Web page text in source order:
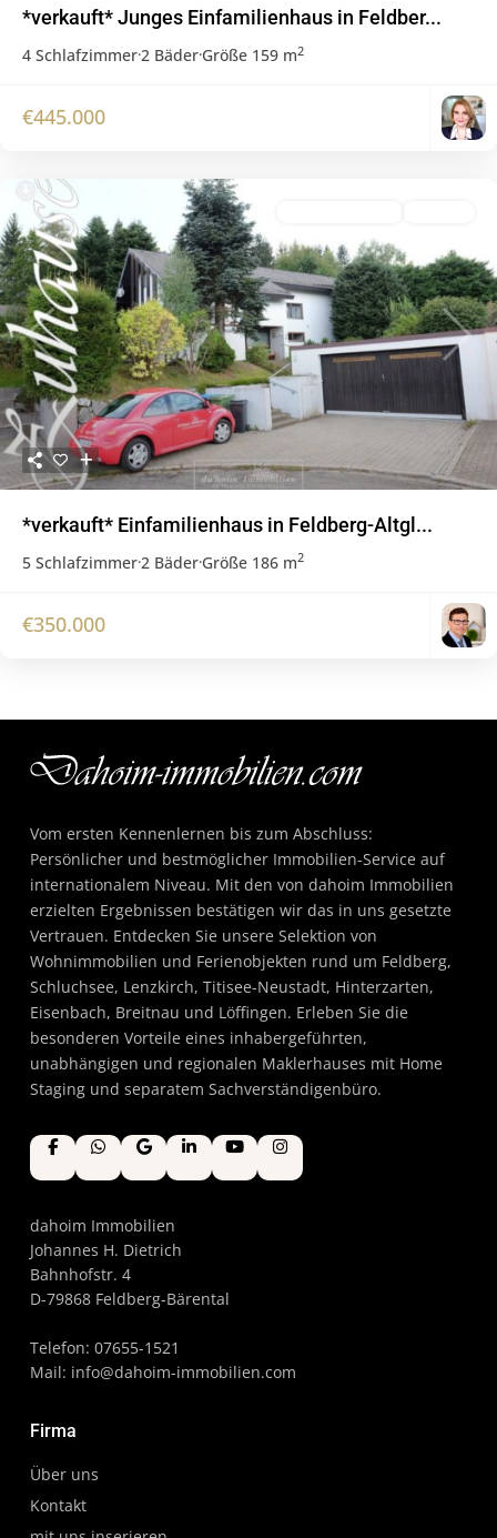
*verkauft* Junges Einfamilienhaus in Feldber...
4 Schlafzimmer·2 Bäder·Größe 159 m2
€445.000
Previous Next
*verkauft* Einfamilienhaus in Feldberg-Altgl...
5 Schlafzimmer·2 Bäder·Größe 186 m2
€350.000
Vom ersten Kennenlernen bis zum Abschluss:
Persönlicher und bestmöglicher Immobilien-Service auf
internationalem Niveau. Mit den von dahoim Immobilien
erzielten Ergebnissen bestätigen wir das in uns gesetzte
Vertrauen. Entdecken Sie unsere Selektion von
Wohnimmobilien und Ferienobjekten rund um Feldberg,
Schluchsee, Lenzkirch, Titisee-Neustadt, Hinterzarten,
Eisenbach, Breitnau und Löffingen. Erleben Sie die
besonderen Vorteile eines inhabergeführten,
unabhängigen und regionalen Maklerhauses mit Home
Staging und separatem Sachverständigenbüro.
dahoim Immobilien
Johannes H. Dietrich
Bahnhofstr. 4
D-79868 Feldberg-Bärental
Telefon: 07655-1521
Mail: info@dahoim-immobilien.com
Firma
Über uns
Kontakt